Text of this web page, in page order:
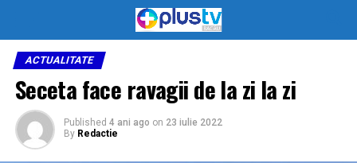
ACTUALITATE
Seceta face ravagii de la zi la zi
Published 4 ani ago on 23 iulie 2022
By Redactie